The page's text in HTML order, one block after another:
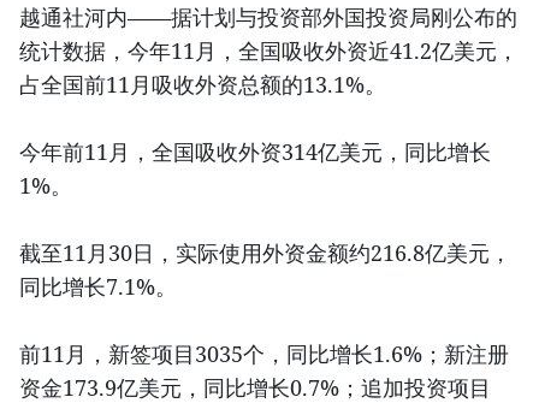
越通社河内——据计划与投资部外国投资局刚公布的
统计数据，今年11月，全国吸收外资近41.2亿美元，
占全国前11月吸收外资总额的13.1%。
今年前11月，全国吸收外资314亿美元，同比增长
1%。
截至11月30日，实际使用外资金额约216.8亿美元，
同比增长7.1%。
前11月，新签项目3035个，同比增长1.6%；新注册
资金173.9亿美元，同比增长0.7%；追加投资项目